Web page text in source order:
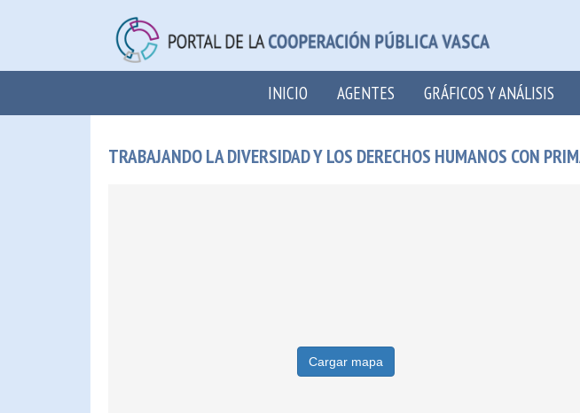
INICIO AGENTES GRÁFICOS Y ANÁLISIS
TRABAJANDO LA DIVERSIDAD Y LOS DERECHOS HUMANOS CON
Cargar mapa